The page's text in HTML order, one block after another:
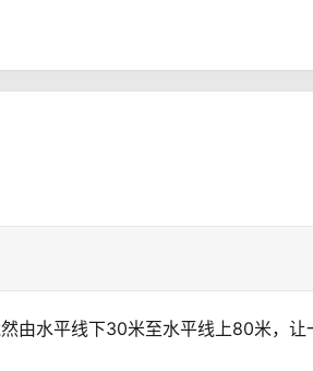
由水平线下30米至水平线上80米，让